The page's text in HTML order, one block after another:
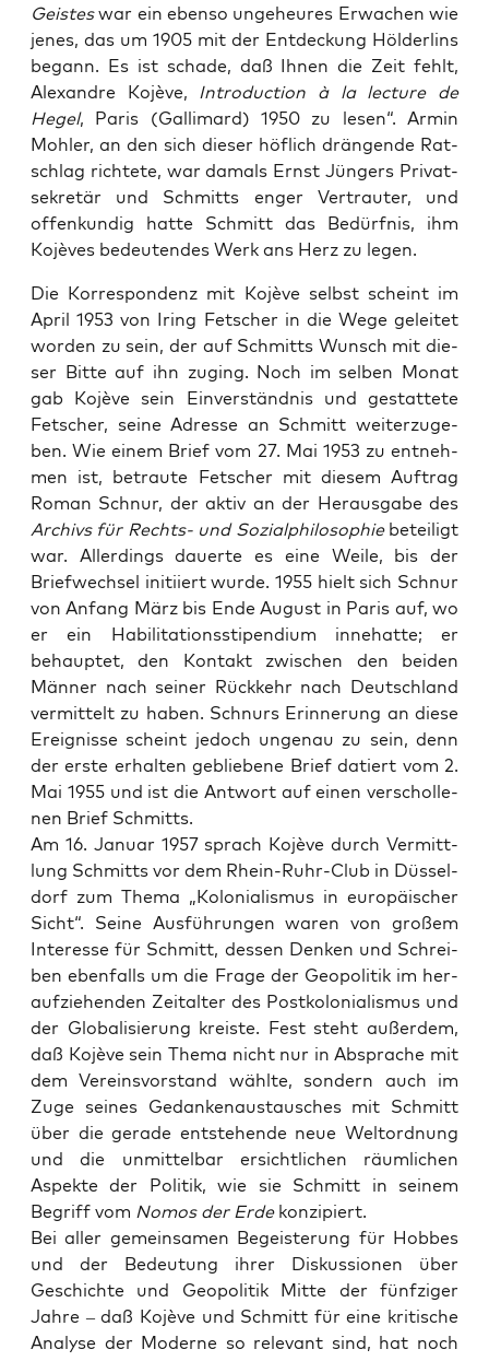
Geis­teswar ein eben­so unge­heu­res Erwa­chen wie
jenes, das um 1905 mit der Ent­de­ckung Höl­der­lins
begann. Es ist scha­de, daß Ihnen die Zeit fehlt,
Alex­and­re Kojè­ve, Intro­duc­tion à la lec­tu­re de
Hegel, Paris (Gal­li­mard) 1950 zu lesen“. Armin
Moh­ler, an den sich die­ser höf­lich drän­gen­de Rat­
schlag rich­te­te, war damals Ernst Jün­gers Pri­vat­
se­kre­tär und Schmitts enger Ver­trau­ter, und
offen­kun­dig hat­te Schmitt das Bedürf­nis, ihm
Kojè­ves bedeu­ten­des Werk ans Herz zu legen.
Die Kor­re­spon­denz mit Kojè­ve selbst scheint im
April 1953 von Iring Fet­scher in die Wege gelei­tet
wor­den zu sein, der auf Schmitts Wunsch mit die­
ser Bit­te auf ihn zuging. Noch im sel­ben Monat
gab Kojè­ve sein Ein­ver­ständ­nis und gestat­te­te
Fet­scher, sei­ne Adres­se an Schmitt wei­ter­zu­ge­
ben. Wie einem Brief vom 27. Mai 1953 zu ent­neh­
men ist, betrau­te Fet­scher mit die­sem Auf­trag
Roman Schnur, der aktiv an der Her­aus­ga­be des
Archivs für Rechts- und Sozi­al­phi­lo­so­phiebetei­ligt
war. Aller­dings dau­er­te es eine Wei­le, bis der
Brief­wech­sel initi­iert wur­de. 1955 hielt sich Schnur
von Anfang März bis Ende August in Paris auf, wo
er ein Habi­li­ta­ti­ons­sti­pen­di­um inne­hat­te; er
behaup­tet, den Kon­takt zwi­schen den bei­den
Män­ner nach sei­ner Rück­kehr nach Deutsch­land
ver­mit­telt zu haben. Schnurs Erin­ne­rung an die­se
Ereig­nis­se scheint jedoch unge­nau zu sein, denn
der ers­te erhal­ten geblie­be­ne Brief datiert vom 2.
Mai 1955 und ist die Ant­wort auf einen ver­schol­le­
nen Brief Schmitts.
Am 16. Janu­ar 1957 sprach Kojè­ve durch Ver­mitt­
lung Schmitts vor dem Rhein-Ruhr-Club in Düs­sel­
dorf zum The­ma „Kolo­nia­lis­mus in euro­päi­scher
Sicht“. Sei­ne Aus­füh­run­gen waren von gro­ßem
Inter­es­se für Schmitt, des­sen Den­ken und Schrei­
ben eben­falls um die Fra­ge der Geo­po­li­tik im her­
auf­zie­hen­den Zeit­al­ter des Post­ko­lo­nia­lis­mus und
der Glo­ba­li­sie­rung kreis­te. Fest steht außer­dem,
daß Kojè­ve sein The­ma nicht nur in Abspra­che mit
dem Ver­eins­vor­stand wähl­te, son­dern auch im
Zuge sei­nes Gedan­ken­aus­tau­sches mit Schmitt
über die gera­de ent­ste­hen­de neue Welt­ord­nung
und die unmit­tel­bar ersicht­li­chen räum­li­chen
Aspek­te der Poli­tik, wie sie Schmitt in sei­nem
Begriff vom Nomos der Erdekonzipiert.
Bei aller gemein­sa­men Begeis­te­rung für Hob­bes
und der Bedeu­tung ihrer Dis­kus­sio­nen über
Geschich­te und Geo­po­li­tik Mit­te der fünf­zi­ger
Jah­re – daß Kojè­ve und Schmitt für eine kri­ti­sche
Ana­ly­se der Moder­ne so rele­vant sind, hat noch